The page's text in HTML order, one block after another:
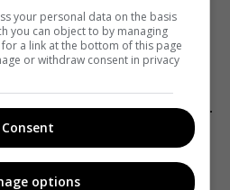
что
новых членов, - FT
your personal data on the basis
you can object to by managing
a link at the bottom of this page
or withdraw consent in privacy
Consent
options